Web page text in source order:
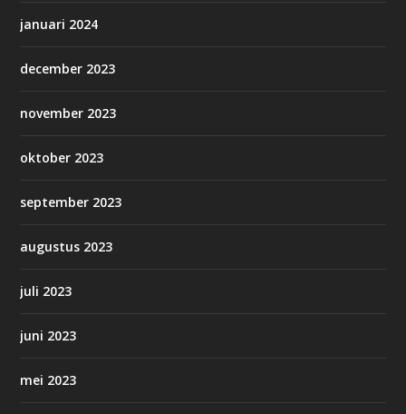
januari 2024
december 2023
november 2023
oktober 2023
september 2023
augustus 2023
juli 2023
juni 2023
mei 2023